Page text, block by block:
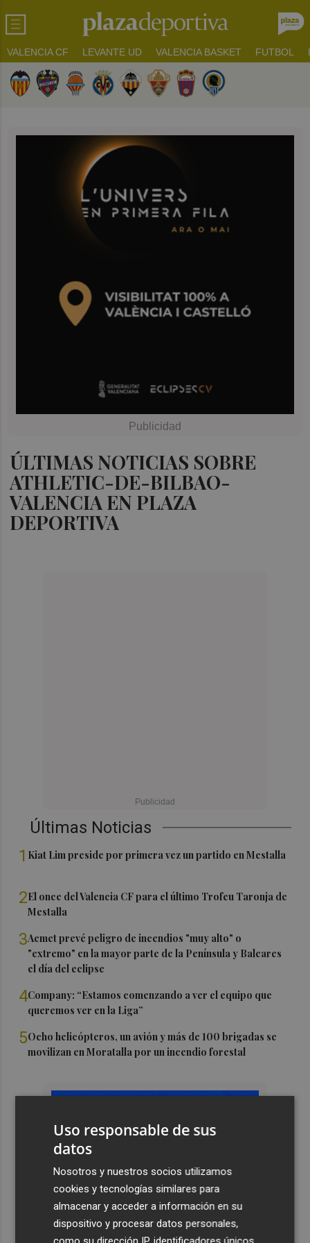
VALENCIA CF LEVANTE UD VALENCIA BASKET FUTBOL
ÚLTIMAS NOTICIAS SOBRE
ATHLETIC-DE-BILBAO-
VALENCIA EN PLAZA
DEPORTIVA
Últimas Noticias
1 Kiat Lim preside por primera vez un partido en Mestalla
2El once del Valencia CF para el último Trofeu Taronja de
Mestalla
3Aemet prevé peligro de incendios "muy alto" o
"extremo" en la mayor parte de la Península y Baleares
el día del eclipse
4Company: “Estamos comenzando a ver el equipo que
queremos ver en la Liga”
5Ocho helicópteros, un avión y más de 100 brigadas se
movilizan en Moratalla por un incendio forestal
Uso responsable de sus
datos
Nosotros y nuestros socios utilizamos
cookies y tecnologías similares para
almacenar y acceder a información en su
dispositivo y procesar datos personales,